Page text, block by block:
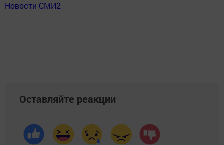
Новости СМИ2
Оставляйте реакции